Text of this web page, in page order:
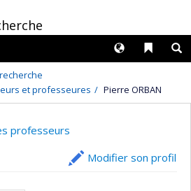
Liens
Langues
et professeures
Pierre ORBAN
professeurs
Modifier son profil